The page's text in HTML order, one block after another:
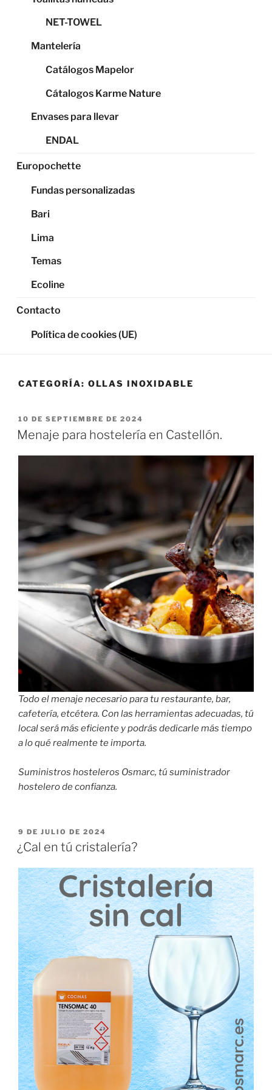
NET-TOWEL
Mantelería
Catálogos Mapelor
Cátalogos Karme Nature
Envases para llevar
ENDAL
Europochette
Fundas personalizadas
Bari
Lima
Temas
Ecoline
Contacto
Política de cookies (UE)
CATEGORÍA: OLLAS INOXIDABLE
PUBLICADO
EL
10 DE SEPTIEMBRE DE 2024
Menaje para hostelería en Castellón.
Todo el menaje necesario para tu restaurante, bar,
cafetería, etcétera. Con las herramientas adecuadas, tú
local será más eficiente y podrás dedicarle más tiempo
a lo qué realmente te importa.
Suministros hosteleros Osmarc, tú suministrador
hostelero de confianza.
PUBLICADO
EL
9 DE JULIO DE 2024
¿Cal en tú cristalería?